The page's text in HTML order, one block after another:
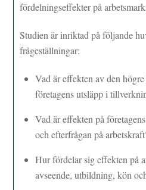
fördelningseffekter på
Studien är inriktad på följande
frågeställningar:
Vad är effekten av den
företagens utsläpp i
Vad är effekten på
och efterfrågan på
Hur fördelar sig effekten på
avseende, utbildning, kön